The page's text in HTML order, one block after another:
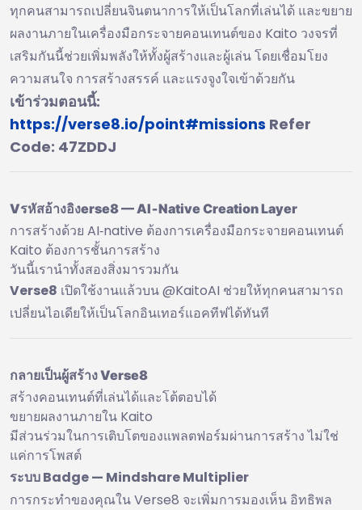
ทุกคนสามารถเปลี่ยนจินตนาการให้เป็นโลกที่เล่นได้ และขยาย
ผลงานภายในเครื่องมือกระจายคอนเทนต์ของ Kaito วงจรที่
เสริมกันนี้ช่วยเพิ่มพลังให้ทั้งผู้สร้างและผู้เล่น โดยเชื่อมโยง
ความสนใจ การสร้างสรรค์ และแรงจูงใจเข้าด้วยกัน
เข้าร่วมตอนนี้:
https://verse8.io/point#missions Refer
Code: 47ZDDJ
Vรหัสอ้างอิงerse8 — AI‑Native Creation Layer
การสร้างด้วย AI‑native ต้องการเครื่องมือกระจายคอนเทนต์
Kaito ต้องการชั้นการสร้าง
วันนี้เรานำทั้งสองสิ่งมารวมกัน
Verse8 เปิดใช้งานแล้วบน @KaitoAI ช่วยให้ทุกคนสามารถ
เปลี่ยนไอเดียให้เป็นโลกอินเทอร์แอคทีฟได้ทันที
กลายเป็นผู้สร้าง Verse8
สร้างคอนเทนต์ที่เล่นได้และโต้ตอบได้
ขยายผลงานภายใน Kaito
มีส่วนร่วมในการเติบโตของแพลตฟอร์มผ่านการสร้าง ไม่ใช่
แค่การโพสต์
ระบบ Badge — Mindshare Multiplier
การกระทำของคุณใน Verse8 จะเพิ่มการมองเห็น อิทธิพล